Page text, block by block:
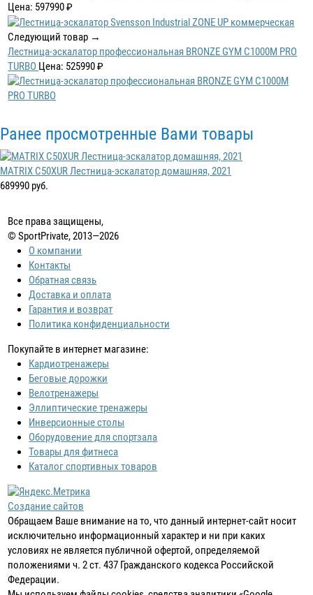
Цена: 597990 ₽
Следующий товар →
Лестница-эскалатор профессиональная BRONZE GYM C1000M PRO
TURBO Цена: 525990 ₽
Ранее просмотренные Вами товары
MATRIX C50XUR Лестница-эскалатор домашняя, 2021
689990 руб.
Все права защищены,
© SportPrivate, 2013—2026
О компании
Контакты
Обратная связь
Доставка и оплата
Гарантия и возврат
Политика конфиденциальности
Покупайте в интернет магазине:
Кардиотренажеры
Беговые дорожки
Велотренажеры
Эллиптические тренажеры
Инверсионные столы
Оборудовение для спортзала
Товары для фитнеса
Каталог спортивных товаров
Создание сайтов
Обращаем Ваше внимание на то, что данный интернет-сайт носит
исключительно информационный характер и ни при каких
условиях не является публичной офертой, определяемой
положениями ч. 2 ст. 437 Гражданского кодекса Российской
Федерации.